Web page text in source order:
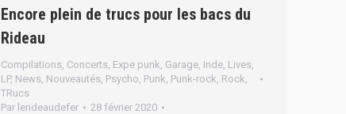
Encore plein de trucs pour les bacs du
Rideau
Compilations Concerts Expe punk Garage Inde Lives
LP, News Nouveautés Psycho Punk Punk-rock Rock
TRucs
Par lerideaudefer
28 février 2020